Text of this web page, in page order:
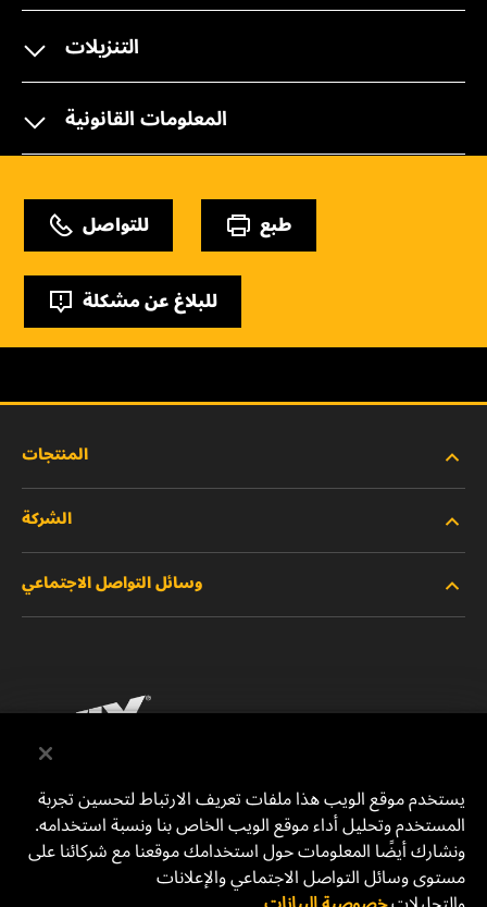
التنزيلات
المعلومات القانونية
للتواصل طبع
للبلاغ عن مشكلة
المنتجات
المنتجات الجديدة
المنتجات المتوقفة/المستبدلة
الشركة
الوظائف
إشعار قانوني
الطباعة
للتواصل معنا
وسائل التواصل الاجتماعي
يوتيوب
MANN+HUMMEL Middle East FZE
DAFZA (Dubai Airport Free Zone)
يستخدم موقع الويب هذا ملفات تعريف الارتباط لتحسين تجربة
المستخدم وتحليل أداء موقع الويب الخاص بنا ونسبة استخدامه.
ونشارك أيضًا المعلومات حول استخدامك موقعنا مع شركائنا على
مستوى وسائل التواصل الاجتماعي والإعلانات